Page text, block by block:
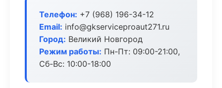
Телефон: +7 (968) 196-34-12
Email: info@gkserviceproaut271.ru
Город: Великий Новгород
Режим работы: Пн-Пт: 09:00-21:00,
Сб-Вс: 10:00-18:00